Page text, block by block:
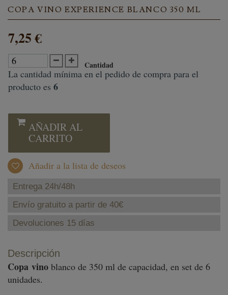
COPA VINO EXPERIENCE BLANCO 350 ML
7,25 €
Cantidad
La cantidad mínima en el pedido de compra para el
producto es 6
AÑADIR AL
CARRITO
Añadir a la lista de deseos
Entrega 24h/48h
Envío gratuito a partir de 40€
Devoluciones 15 días
Descripción
Copa vino blanco de 350 ml de capacidad, en set de 6
unidades.